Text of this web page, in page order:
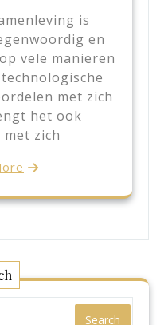
is
en
vele manieren
met zich
het ook
zich
Search